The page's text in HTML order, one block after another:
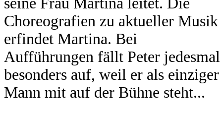
Choreografien zu aktueller Musik
erfindet Martina. Bei
Aufführungen fällt Peter jedesmal
besonders auf, weil er als einziger
Mann mit auf der Bühne steht...